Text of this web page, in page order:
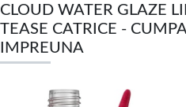
CLOUD WATER GLAZE
TEASE CATRICE -
IMPREUNA